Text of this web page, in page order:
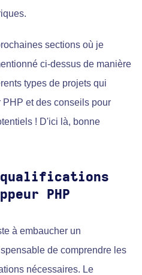
sections où je
ci-dessus de manière
types de projets qui
et des conseils pour
! D'ici là, bonne
qualifications
PHP
à embaucher un
de comprendre les
nécessaires. Le